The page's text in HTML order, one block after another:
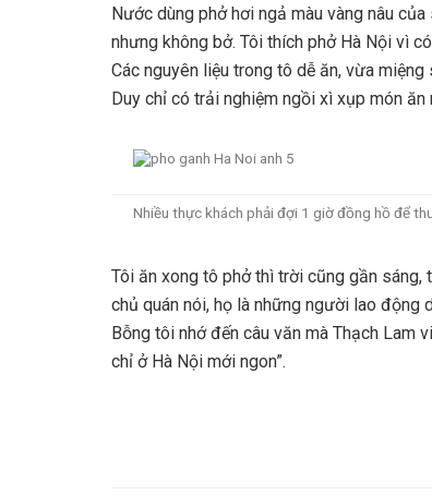
Nước dùng phở hơi ngả màu vàng nâu
nhưng không bở. Tôi thích phở Hà Nội vì
Các nguyên liệu trong tô dễ ăn, vừa
Duy chỉ có trải nghiệm ngồi xì xụp món
Nhiều thực khách phải đợi 1 giờ đồng hồ để
Tôi ăn xong tô phở thì trời cũng gần sáng,
chủ quán nói, họ là những người lao
Bỗng tôi nhớ đến câu văn mà Thạch Lam
chỉ ở Hà Nội mới ngon”.